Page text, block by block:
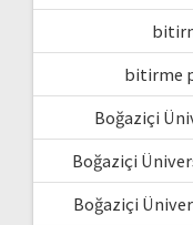
bitirme
Boğaziçi
Boğaziçi
Boğaziçi